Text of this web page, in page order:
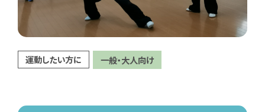
運動したい方に 一般・大人向け